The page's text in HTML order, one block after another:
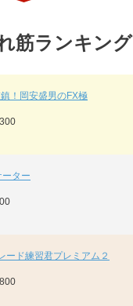
筋ランキング
！岡安盛男のFX極
ーター
ード練習君プレミアム２